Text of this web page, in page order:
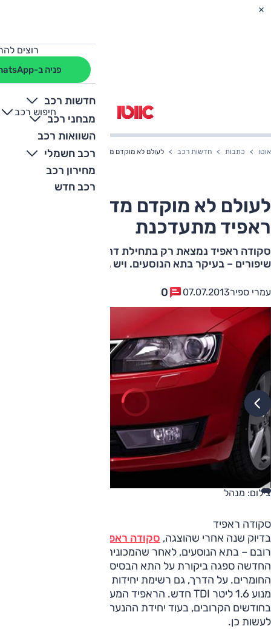
רוצים
פניה ב-WhatsApp
חדשות רכב
מבחני רכב
השוואות רכב
רכב חשמלי
מחירון רכב
רכב חדש
חיפוש רכב
+
-
אוטו כתבות חדשות רכב לעולם לא מוקדם מדי: סקודה ראפיד מתעדכנת
לעולם לא מוקדם מדי: סקודה
ראפיד מתעדכנת
סקודה ראפיד נמצאת רק בתחילת דרכה, וכבר זוכה למקצה
שיפורים – בעיקר בתא הנוסעים. ויש גם יחידת הנעה חדשה
עמרי ספיר07.07.2013
0
צילום: מנהל
סקודה ראפיד
בדיוק שנה אחרי שהוצגה, סקודה ראפיד
רובם – בתא הנוסעים, לאחר שהמכונית התת-משפחתית
החדשה ספגה ביקורת על התא הבסיסי-יחסית ועל איכות
החומרים. על הדרך, גם רשימת יחידות ההנעה מתרחבת עם
מנוע 1.6 ליטר TDI חדש. הראפיד המעודכנת צפויה לנחות כאן
בחודשים הקרובים, בעוד יחידת ההנעה הנוספת אינה צפויה
לעשות כן.